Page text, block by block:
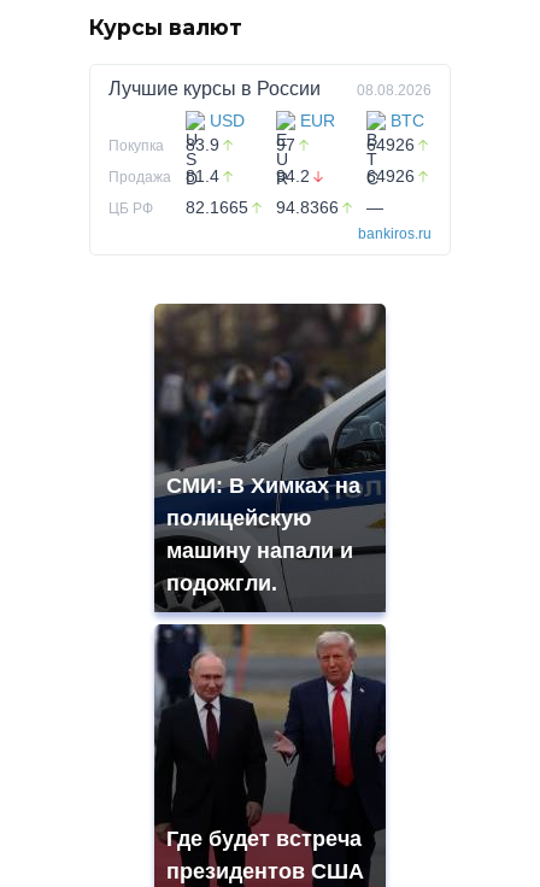
Курсы валют
Лучшие курсы в России 08.08.2026
USD EUR BTC
Покупка 83.9 97 64926
Продажа 81.4 94.2 64926
ЦБ РФ 82.1665 94.8366 —
bankiros.ru
СМИ: В Химках на
полицейскую
машину напали и
подожгли.
Где будет встреча
президентов США